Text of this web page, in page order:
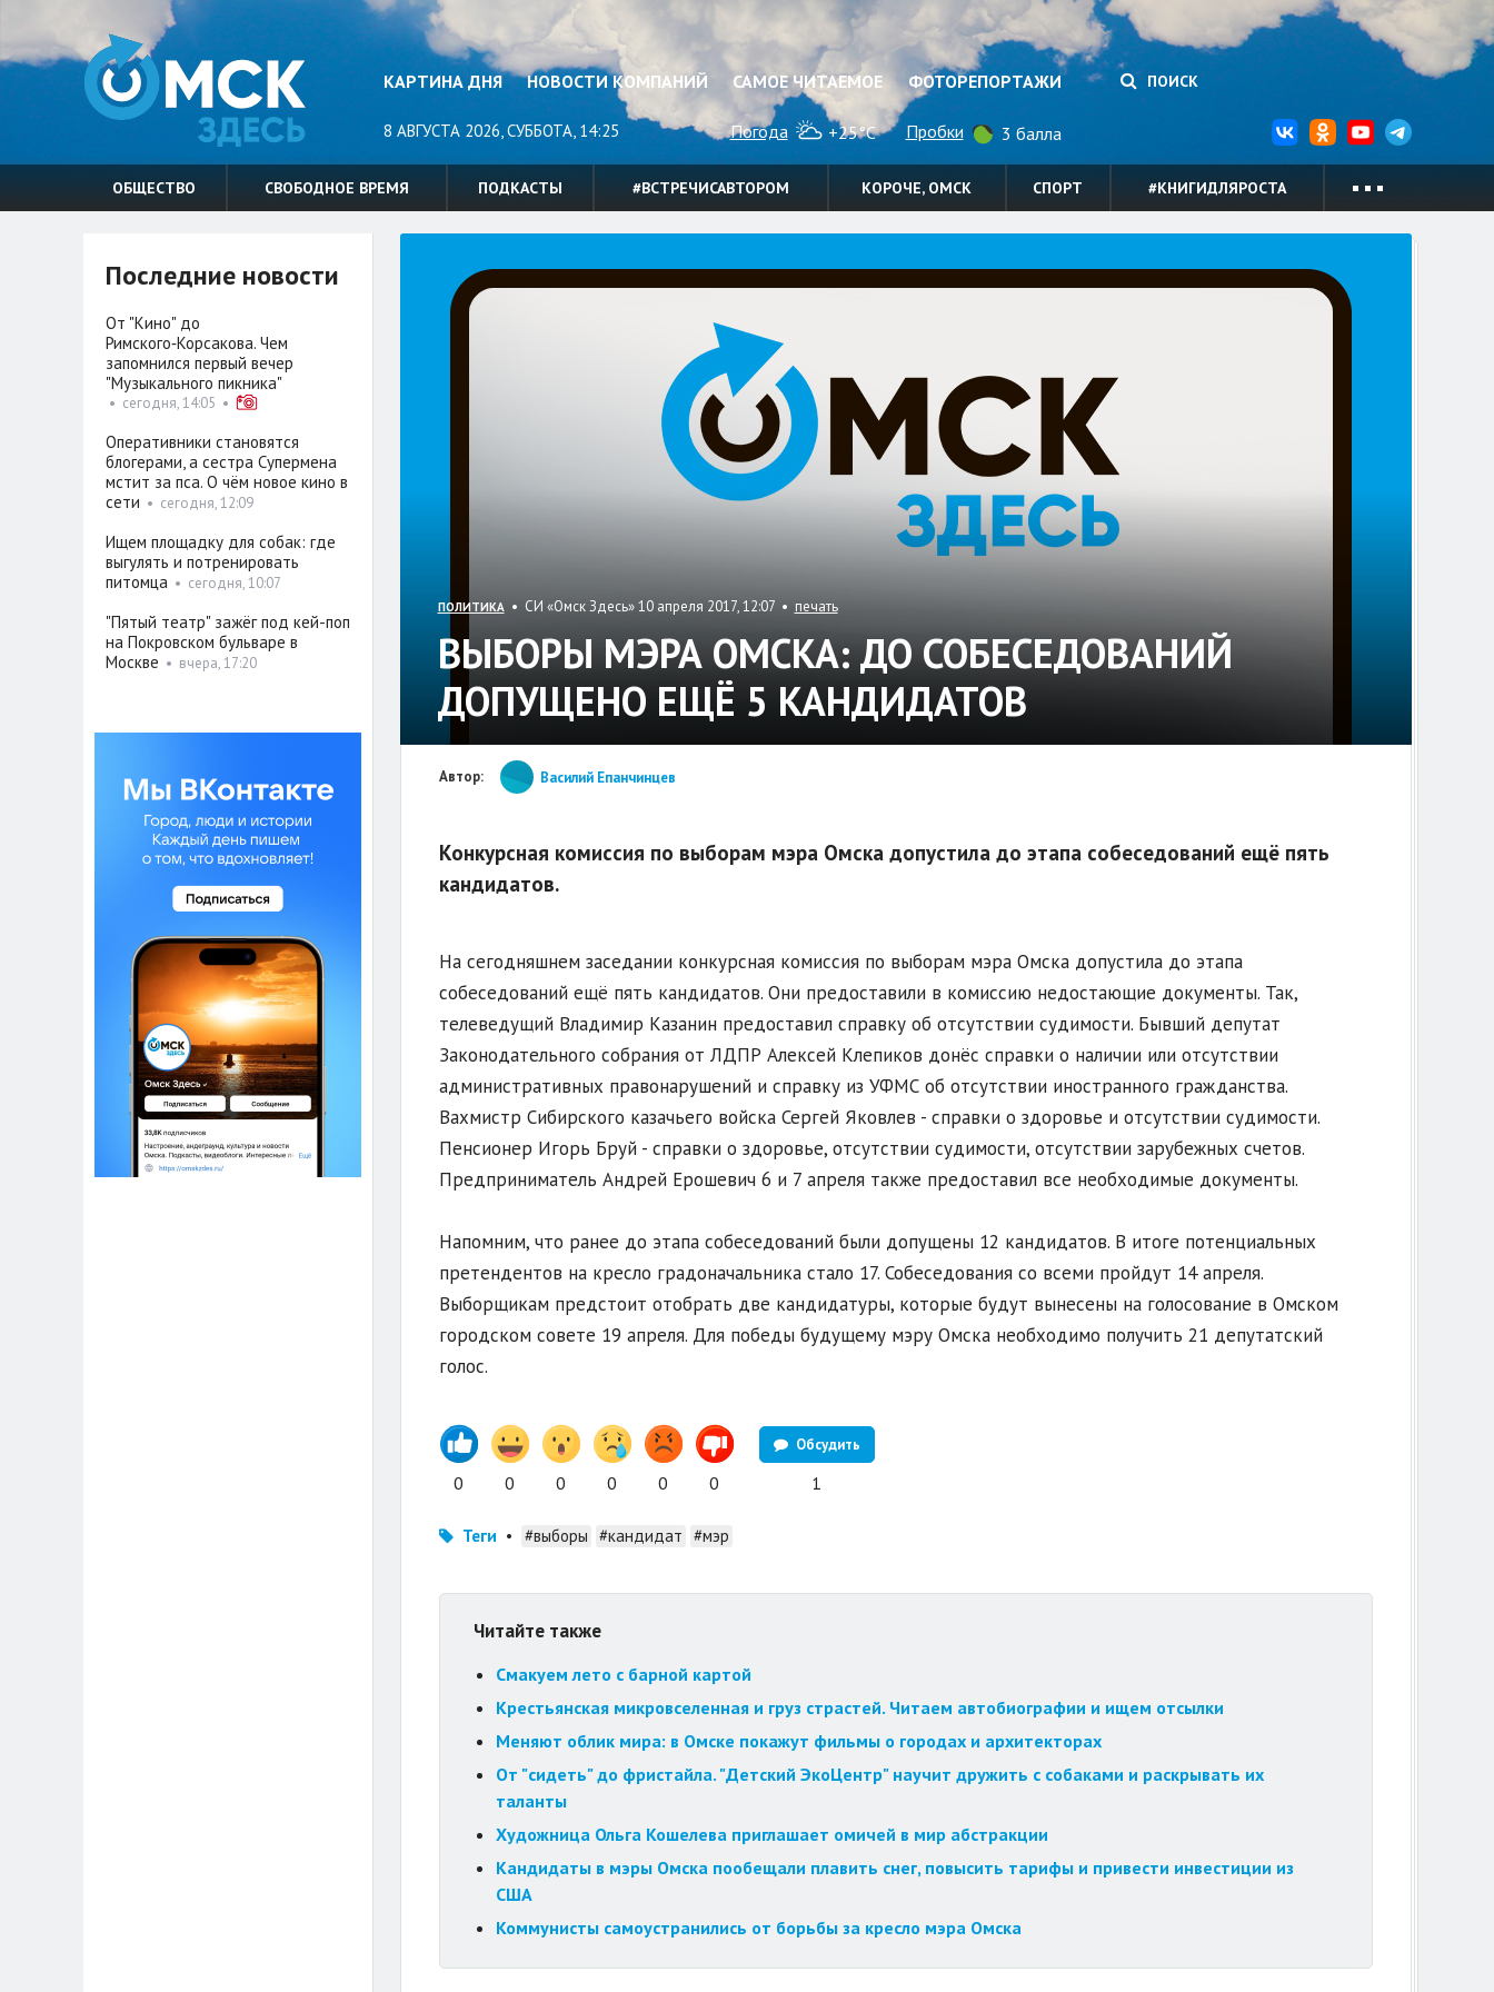
КАРТИНА ДНЯ НОВОСТИ КОМПАНИЙ САМОЕ ЧИТАЕМОЕ ФОТОРЕПОРТАЖИ ПОИСК
8 АВГУСТА 2026, СУББОТА, 14:25 Погода +25°C Пробки 3 балла
ОБЩЕСТВО СВОБОДНОЕ ВРЕМЯ ПОДКАСТЫ #ВСТРЕЧИСАВТОРОМ КОРОЧЕ, ОМСК СПОРТ #КНИГИДЛЯРОСТА
ПОЛИТИКА• СИ «Омск Здесь» 10 апреля 2017, 12:07 • печать
ВЫБОРЫ МЭРА ОМСКА: ДО СОБЕСЕДОВАНИЙ
ДОПУЩЕНО ЕЩЁ 5 КАНДИДАТОВ
Автор: Василий Епанчинцев
Конкурсная комиссия по выборам мэра Омска допустила до этапа собеседований ещё пять
кандидатов.
На сегодняшнем заседании конкурсная комиссия по выборам мэра Омска допустила до этапа
собеседований ещё пять кандидатов. Они предоставили в комиссию недостающие документы. Так,
телеведущий Владимир Казанин предоставил справку об отсутствии судимости. Бывший депутат
Законодательного собрания от ЛДПР Алексей Клепиков донёс справки о наличии или отсутствии
административных правонарушений и справку из УФМС об отсутствии иностранного гражданства.
Вахмистр Сибирского казачьего войска Сергей Яковлев - справки о здоровье и отсутствии судимости.
Пенсионер Игорь Бруй - справки о здоровье, отсутствии судимости, отсутствии зарубежных счетов.
Предприниматель Андрей Ерошевич 6 и 7 апреля также предоставил все необходимые документы.
Напомним, что ранее до этапа собеседований были допущены 12 кандидатов. В итоге потенциальных
претендентов на кресло градоначальника стало 17. Собеседования со всеми пройдут 14 апреля.
Выборщикам предстоит отобрать две кандидатуры, которые будут вынесены на голосование в Омском
городском совете 19 апреля. Для победы будущему мэру Омска необходимо получить 21 депутатский
голос.
0 0 0 0 0 0
Обсудить
1
Теги • #выборы #кандидат #мэр
Читайте также
Смакуем лето с барной картой
Крестьянская микровселенная и груз страстей. Читаем автобиографии и ищем отсылки
Меняют облик мира: в Омске покажут фильмы о городах и архитекторах
От "сидеть" до фристайла. "Детский ЭкоЦентр" научит дружить с собаками и раскрывать их
таланты
Художница Ольга Кошелева приглашает омичей в мир абстракции
Кандидаты в мэры Омска пообещали плавить снег, повысить тарифы и привести инвестиции из
США
Коммунисты самоустранились от борьбы за кресло мэра Омска
Последние новости
От "Кино" до
Римского‑Корсакова. Чем
запомнился первый вечер
"Музыкального пикника"
• сегодня, 14:05 •
Оперативники становятся
блогерами, а сестра Супермена
мстит за пса. О чём новое кино в
сети • сегодня, 12:09
Ищем площадку для собак: где
выгулять и потренировать
питомца• сегодня, 10:07
"Пятый театр" зажёг под кей-поп
на Покровском бульваре в
Москве • вчера, 17:20